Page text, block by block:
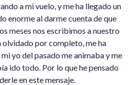
a mi vuelo, y me ha llegado un
enorme al darme cuenta de que
meses nos escribimos a nuestro
olvidado por completo, me ha
yo del pasado me animaba y me
ido todo. Por lo que he pensado
en este mensaje.